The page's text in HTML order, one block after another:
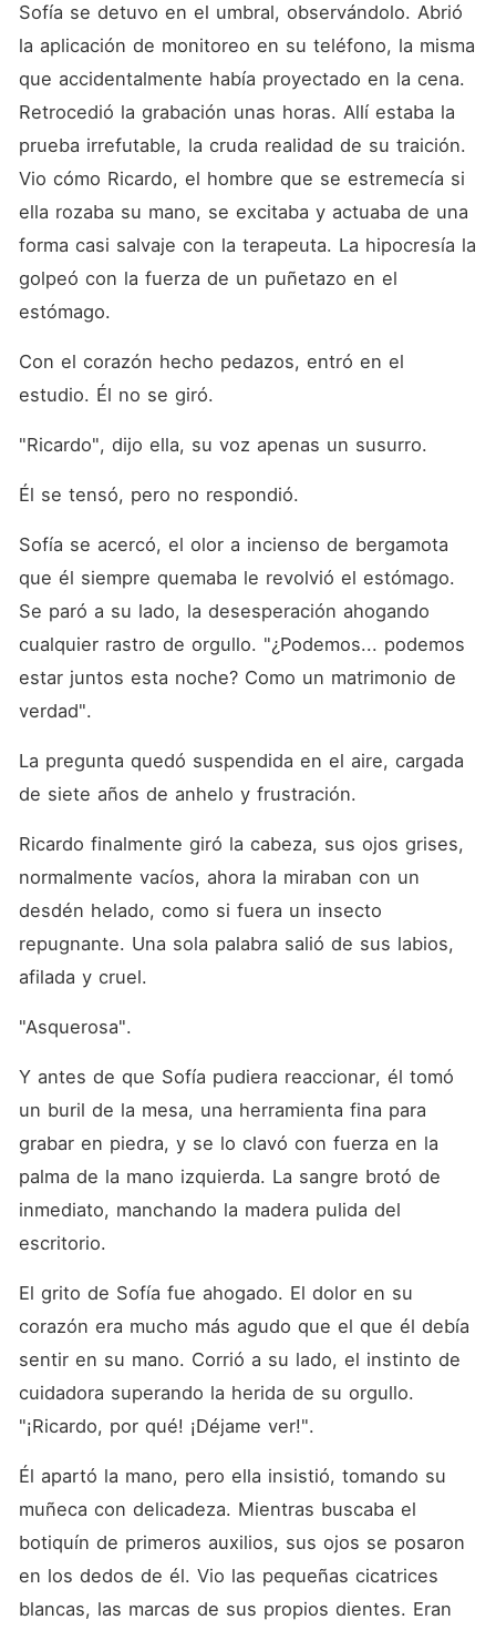
Sofía se detuvo en el umbral, observándolo. Abrió
la aplicación de monitoreo en su teléfono, la misma
que accidentalmente había proyectado en la cena.
Retrocedió la grabación unas horas. Allí estaba la
prueba irrefutable, la cruda realidad de su traición.
Vio cómo Ricardo, el hombre que se estremecía si
ella rozaba su mano, se excitaba y actuaba de una
forma casi salvaje con la terapeuta. La hipocresía la
golpeó con la fuerza de un puñetazo en el
estómago.
Con el corazón hecho pedazos, entró en el
estudio. Él no se giró.
"Ricardo", dijo ella, su voz apenas un susurro.
Él se tensó, pero no respondió.
Sofía se acercó, el olor a incienso de bergamota
que él siempre quemaba le revolvió el estómago.
Se paró a su lado, la desesperación ahogando
cualquier rastro de orgullo. "¿Podemos... podemos
estar juntos esta noche? Como un matrimonio de
verdad".
La pregunta quedó suspendida en el aire, cargada
de siete años de anhelo y frustración.
Ricardo finalmente giró la cabeza, sus ojos grises,
normalmente vacíos, ahora la miraban con un
desdén helado, como si fuera un insecto
repugnante. Una sola palabra salió de sus labios,
afilada y cruel.
"Asquerosa".
Y antes de que Sofía pudiera reaccionar, él tomó
un buril de la mesa, una herramienta fina para
grabar en piedra, y se lo clavó con fuerza en la
palma de la mano izquierda. La sangre brotó de
inmediato, manchando la madera pulida del
escritorio.
El grito de Sofía fue ahogado. El dolor en su
corazón era mucho más agudo que el que él debía
sentir en su mano. Corrió a su lado, el instinto de
cuidadora superando la herida de su orgullo.
"¡Ricardo, por qué! ¡Déjame ver!".
Él apartó la mano, pero ella insistió, tomando su
muñeca con delicadeza. Mientras buscaba el
botiquín de primeros auxilios, sus ojos se posaron
en los dedos de él. Vio las pequeñas cicatrices
blancas, las marcas de sus propios dientes. Eran